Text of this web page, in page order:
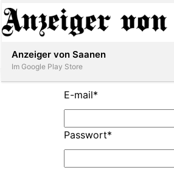
Abonnieren
E-mail*
Passwort*
Anzeiger von Saanen
Im Google Play Store